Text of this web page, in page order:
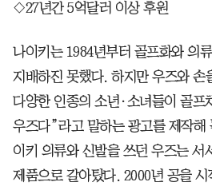
◇27년간 5억달러 이상 후원
나이키는 1984년부터 골프화와 의
지배하진 못했다. 하지만 우즈와 손
다양한 인종의 소년·소녀들이 골프
우즈다”라고 말하는 광고를 제작해
이키 의류와 신발을 쓰던 우즈는 서
제품으로 갈아탔다. 2000년 공을